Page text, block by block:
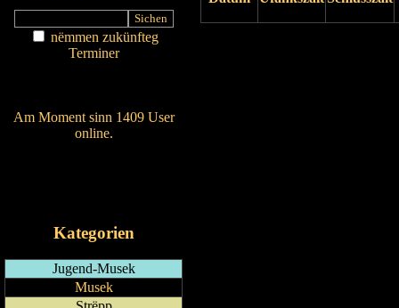
nëmmen zukünfteg
Terminer
Am Moment sinn 1409 User
online.
Kategorien
Jugend-Musek
Musek